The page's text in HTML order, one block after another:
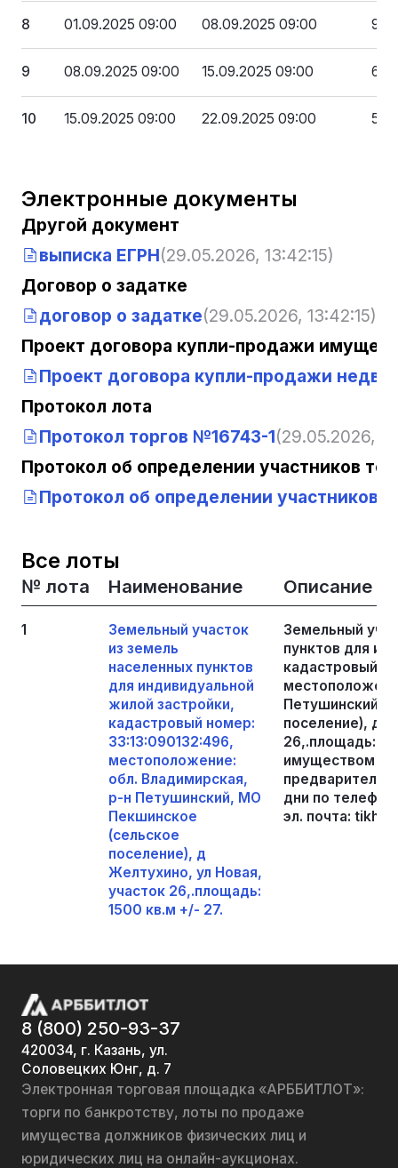
8 01.09.2025 09:00 08.09.2025 09:00 91
9 08.09.2025 09:00 15.09.2025 09:00 61
10 15.09.2025 09:00 22.09.2025 09:00 50
Электронные документы
Другой документ
выписка ЕГРН(29.05.2026, 13:42:15)
Договор о задатке
договор о задатке(29.05.2026, 13:42:15)
Проект договора купли-продажи
Проект договора купли-продажи
Протокол лота
Протокол торгов №16743-1(29.05.2026,
Протокол об определении участников
Протокол об определении участников
Все лоты
№ лота Наименование Описание
1
Земельный участок
из земель
населенных пунктов
для индивидуальной
жилой застройки,
кадастровый номер:
33:13:090132:496,
местоположение:
обл. Владимирская,
р-н Петушинский, МО
Пекшинское
(сельское
поселение), д
Желтухино, ул Новая,
участок 26,.площадь:
1500 кв.м +/- 27.
Земельный
пунктов для
кадастровый
Петушинский,
поселение), д
26,.площадь:
имуществом
дни по
эл. почта:
8 (800) 250-93-37
420034, г. Казань, ул.
Соловецких Юнг, д. 7
Электронная торговая площадка «АРББИТЛОТ»:
торги по банкротству, лоты по продаже
имущества должников физических лиц и
юридических лиц на онлайн-аукционах.